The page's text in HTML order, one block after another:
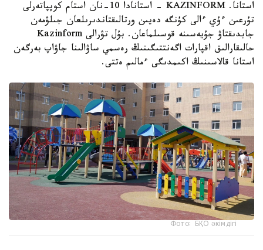
استانا. KAZINFORM - استانادا 10-نان استام كوپپاتەرلى
تۇرعىن ءۇي ءالى كۇنگە دەيىن ورتالىقتاندىرىلعان جىلۋمەن
جابدىقتاۋ جۇيەسىنە قوسىلماعان. بۇل تۋرالى Kazinform
حالىقارالىق اقپارات اگەنتتىگىنىڭ رەسمي ساۋالىنا جاۋاپ بەرگەن
استانا قالاسىنىڭ اكىمدىگى ءمالىم ەتتى.
Фото: БҚО әкімдігі